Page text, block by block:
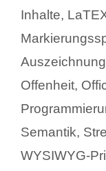
Inhalte,
Offenheit,
Semantik,
WYSIWYG-